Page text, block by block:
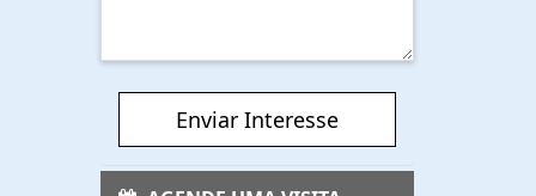
Enviar Interesse